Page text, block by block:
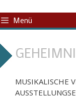
Inhalt
springen
Menü
MUSIKALISCHE